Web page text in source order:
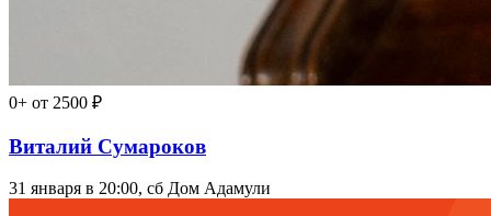
0+ от 2500 ₽
Виталий Сумароков
31 января в 20:00, сб Дом Адамули